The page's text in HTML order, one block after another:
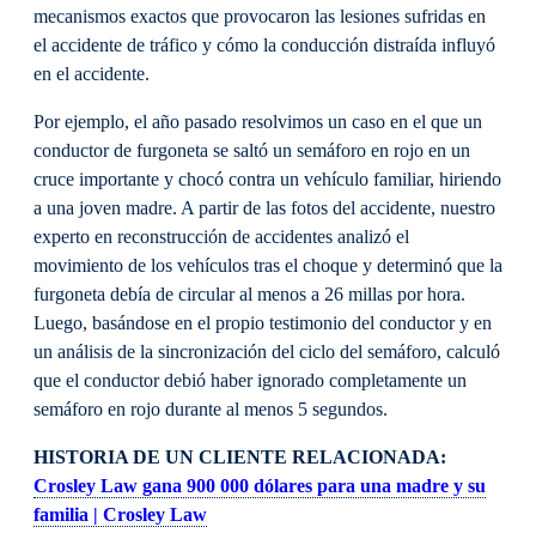
mecanismos exactos que provocaron las lesiones sufridas en
el accidente de tráfico y cómo la conducción distraída influyó
en el accidente.
Por ejemplo, el año pasado resolvimos un caso en el que un
conductor de furgoneta se saltó un semáforo en rojo en un
cruce importante y chocó contra un vehículo familiar, hiriendo
a una joven madre. A partir de las fotos del accidente, nuestro
experto en reconstrucción de accidentes analizó el
movimiento de los vehículos tras el choque y determinó que la
furgoneta debía de circular al menos a 26 millas por hora.
Luego, basándose en el propio testimonio del conductor y en
un análisis de la sincronización del ciclo del semáforo, calculó
que el conductor debió haber ignorado completamente un
semáforo en rojo durante al menos 5 segundos.
HISTORIA DE UN CLIENTE RELACIONADA:
Crosley Law gana 900 000 dólares para una madre y su
familia | Crosley Law